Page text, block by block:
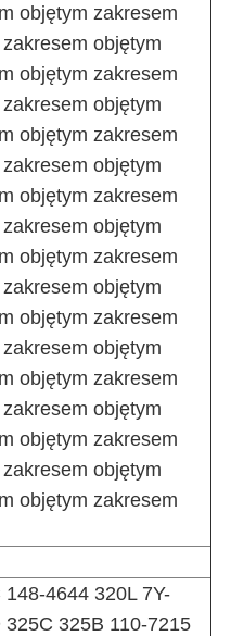
objętym zakresem
objętym
objętym zakresem
objętym
objętym zakresem
objętym
objętym zakresem
objętym
objętym zakresem
objętym
objętym zakresem
objętym
objętym zakresem
objętym
objętym zakresem
objętym
objętym zakresem
4644 320L 7Y-
325B 110-7215